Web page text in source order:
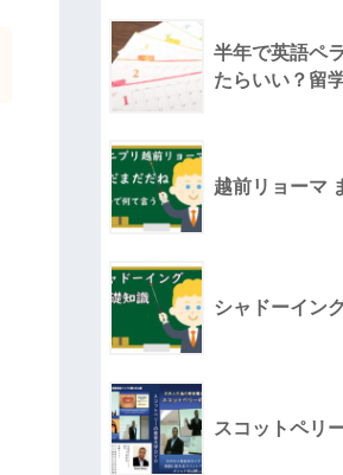
半年で英語ペ
たらいい？留
越前リョーマ
シャドーイン
スコットペリ